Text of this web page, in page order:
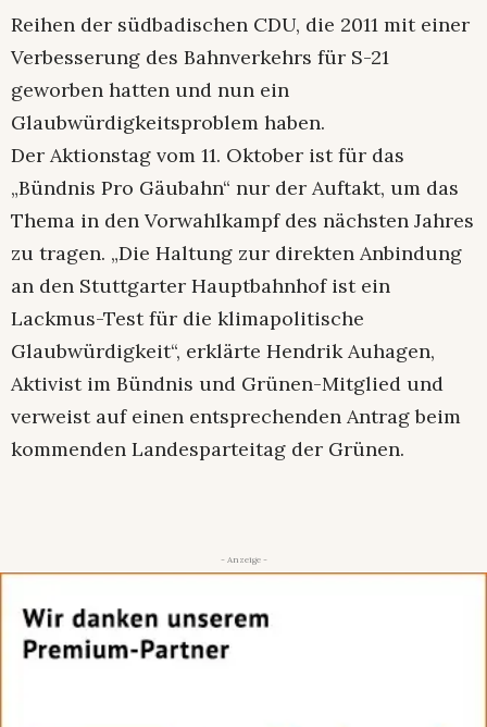
Reihen der südbadischen CDU, die 2011 mit einer
Verbesserung des Bahnverkehrs für S-21
geworben hatten und nun ein
Glaubwürdigkeitsproblem haben.
Der Aktionstag vom 11. Oktober ist für das
„Bündnis Pro Gäubahn“ nur der Auftakt, um das
Thema in den Vorwahlkampf des nächsten Jahres
zu tragen. „Die Haltung zur direkten Anbindung
an den Stuttgarter Hauptbahnhof ist ein
Lackmus-Test für die klimapolitische
Glaubwürdigkeit“, erklärte Hendrik Auhagen,
Aktivist im Bündnis und Grünen-Mitglied und
verweist auf einen entsprechenden Antrag beim
kommenden Landesparteitag der Grünen.
- Anzeige -